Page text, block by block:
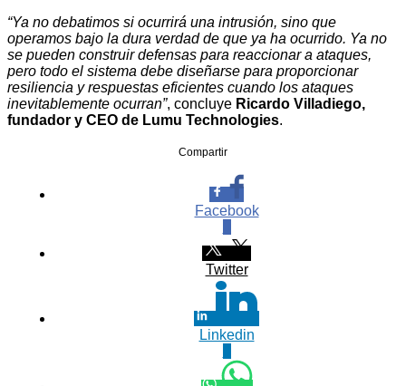
“Ya no debatimos si ocurrirá una intrusión, sino que
operamos bajo la dura verdad de que ya ha ocurrido. Ya no
se pueden construir defensas para reaccionar a ataques,
pero todo el sistema debe diseñarse para proporcionar
resiliencia y respuestas eficientes cuando los ataques
inevitablemente ocurran”, concluye Ricardo Villadiego,
fundador y CEO de Lumu Technologies.
Compartir
Facebook
Twitter
Linkedin